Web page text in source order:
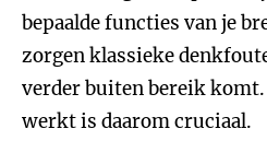
bepaalde functies van je
zorgen klassieke
verder buiten bereik komt.
werkt is daarom cruciaal.